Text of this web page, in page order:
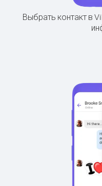
Выбрать контакт в